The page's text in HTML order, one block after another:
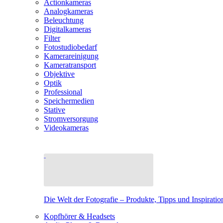
Actionkameras
Analogkameras
Beleuchtung
Digitalkameras
Filter
Fotostudiobedarf
Kamerareinigung
Kameratransport
Objektive
Optik
Professional
Speichermedien
Stative
Stromversorgung
Videokameras
Die Welt der Fotografie – Produkte, Tipps und
Kopfhörer & Headsets